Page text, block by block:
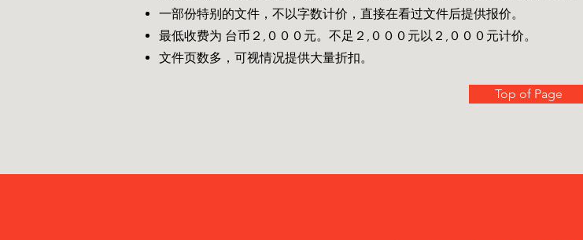
一部份特别的文件，不以字数计价，直接在看过文件后提供报价。
最低收费为 台币２,０００元。不足２,０００元以２,０００元计价。
文件页数多，可视情况提供大量折扣。
Top of Page